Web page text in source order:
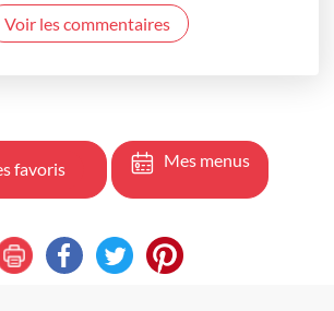
Voir les commentaires
favoris Mes menus